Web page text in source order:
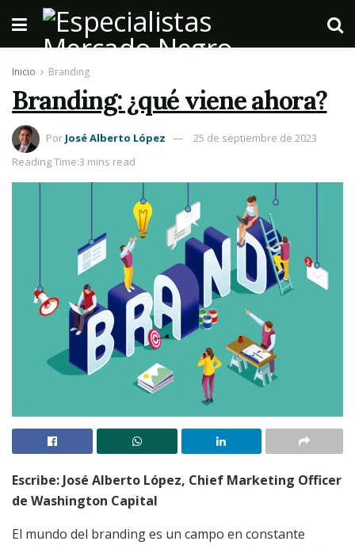
Inicio Branding
Branding: ¿qué viene ahora?
Por José Alberto López
25 de septiembre de 2023
Reading Time:3 mins read
Escribe: José Alberto López, Chief Marketing Officer
de Washington Capital
El mundo del branding es un campo en constante